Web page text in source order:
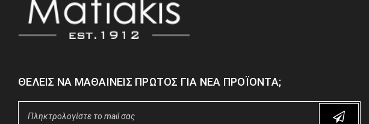
ΘΈΛΕΙΣ ΝΑ ΜΑΘΑΊΝΕΙΣ ΠΡΏΤΟΣ ΓΙΑ ΝΈΑ ΠΡΟΪΌΝΤΑ;